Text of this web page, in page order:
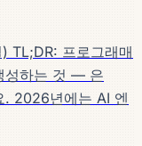
TL;DR: 프로그래매
성하는 것 — 은
2026년에는 AI 엔